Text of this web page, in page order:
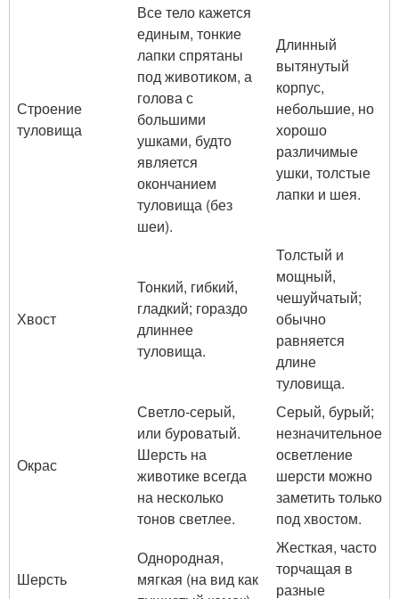
Строение
туловища
Все тело кажется
единым, тонкие
лапки спрятаны
под животиком, а
голова с
большими
ушками, будто
является
окончанием
туловища (без
шеи).
Длинный
вытянутый
корпус,
небольшие, но
хорошо
различимые
ушки, толстые
лапки и шея.
Хвост
Тонкий, гибкий,
гладкий; гораздо
длиннее
туловища.
Толстый и
мощный,
чешуйчатый;
обычно
равняется
длине
туловища.
Окрас
Светло-серый,
или буроватый.
Шерсть на
животике всегда
на несколько
тонов светлее.
Серый, бурый;
незначительное
осветление
шерсти можно
заметить только
под хвостом.
Шерсть
Однородная,
мягкая (на вид как
Жесткая, часто
торчащая в
разные